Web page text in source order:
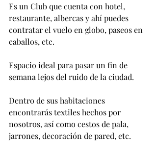
Es un Club que cuenta con hotel,
restaurante, albercas y ahí puedes
contratar el vuelo en globo, paseos en
caballos, etc.
Espacio ideal para pasar un fin de
semana lejos del ruido de la ciudad.
Dentro de sus habitaciones
encontrarás textiles hechos por
nosotros, así como cestos de pala,
jarrones, decoración de pared, etc.